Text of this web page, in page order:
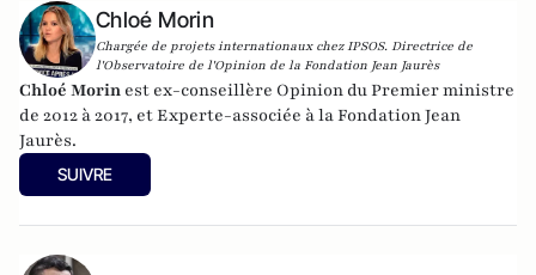
Chloé Morin
Chargée de projets internationaux chez IPSOS. Directrice de
l'Observatoire de l'Opinion de la Fondation Jean Jaurès
Chloé Morin est ex-conseillère Opinion du Premier ministre
de 2012 à 2017, et Experte-associée à la Fondation Jean
Jaurès.
SUIVRE